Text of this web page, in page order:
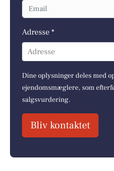
Adresse *
Adresse
Dine oplysninger deles med
ejendomsmæglere, som
salgsvurdering.
Bliv kontaktet